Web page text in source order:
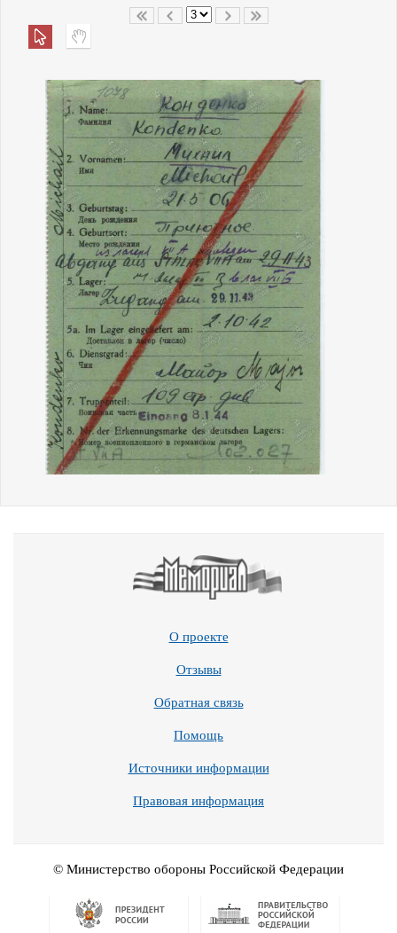
О проекте
Отзывы
Обратная связь
Помощь
Источники информации
Правовая информация
© Министерство обороны Российской Федерации